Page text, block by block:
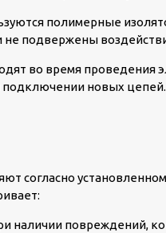
полимерные
не подвержены
во время
новых
согласно
наличии повреждений,